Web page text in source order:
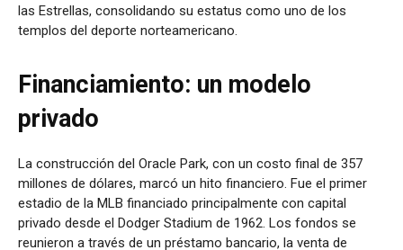
las Estrellas, consolidando su estatus como uno de los
templos del deporte norteamericano.
Financiamiento: un modelo
privado
La construcción del Oracle Park, con un costo final de 357
millones de dólares, marcó un hito financiero. Fue el primer
estadio de la MLB financiado principalmente con capital
privado desde el Dodger Stadium de 1962. Los fondos se
reunieron a través de un préstamo bancario, la venta de